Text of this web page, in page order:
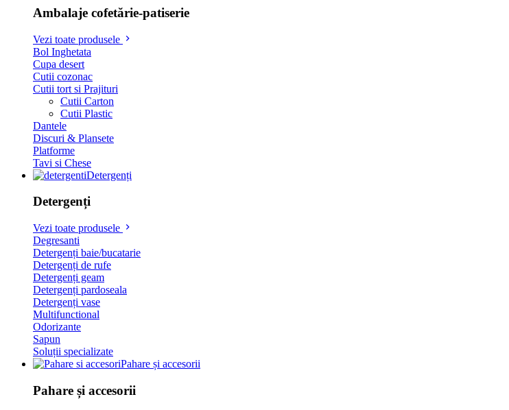
Ambalaje cofetărie-patiserie
Vezi toate produsele
Bol Inghetata
Cupa desert
Cutii cozonac
Cutii tort si Prajituri
Cutii Carton
Cutii Plastic
Dantele
Discuri & Plansete
Platforme
Tavi si Chese
Detergenți
Detergenți
Vezi toate produsele
Degresanti
Detergenți baie/bucatarie
Detergenți de rufe
Detergenți geam
Detergenți pardoseala
Detergenți vase
Multifunctional
Odorizante
Sapun
Soluții specializate
Pahare și accesorii
Pahare și accesorii